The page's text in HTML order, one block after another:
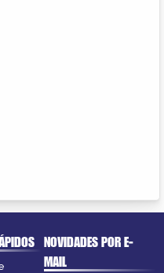
NOVIDADES POR E-
MAIL